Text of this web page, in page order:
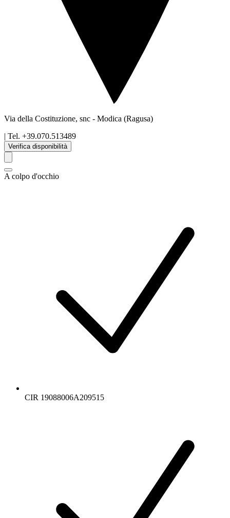
Via della Costituzione, snc - Modica (Ragusa)
| Tel. +39.070.513489
Verifica disponibilità
A colpo d'occhio
CIR 19088006A209515